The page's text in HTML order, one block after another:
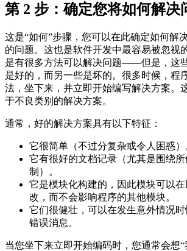
第 2 步：确定您将如何解决
这是“如何”步骤，您可以在此确定如何解
的问题。这也是软件开发中最容易被忽视
是有很多方法可以解决问题——但是，这
是好的，而另一些是坏的。很多时候，程
法，坐下来，并立即开始编写解决方案。
于不良类别的解决方案。
通常，好的解决方案具有以下特征：
它很简单（不过分复杂或令人困惑）
它有很好的文档记录（尤其是围绕
制）。
它是模块化构建的，因此模块可以
改，而不会影响程序的其他模块。
它们很健壮，可以在发生意外情况
错误消息。
当您坐下来立即开始编码时，您通常会想“